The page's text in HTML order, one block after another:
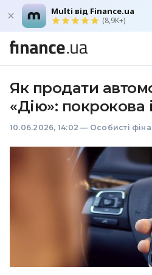
Multi від Finance.ua
(8,9K+)
Як продати
«Дію»: покрокова
10.06.2026, 14:02 — Особисті